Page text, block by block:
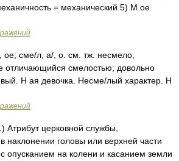
= механический 5) М ое
сме/л, а/, о. см. тж. несмело,
отличающийся смелостью; довольно
Н ая девочка. Несме/лый характер. Н
церковной службы,
наклонении головы или верхней части
опусканием на колени и касанием земли